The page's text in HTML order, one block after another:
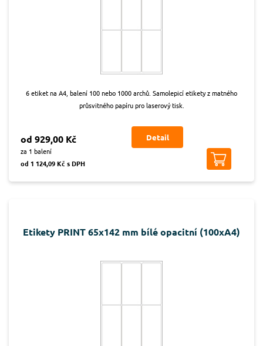
6 etiket na A4, balení 100 nebo 1000 archů. Samolepicí etikety z matného
průsvitného papíru pro laserový tisk.
od 929,00 Kč
za 1 balení
od 1 124,09 Kč s DPH
Detail
Etikety PRINT 65x142 mm bílé opacitní (100xA4)